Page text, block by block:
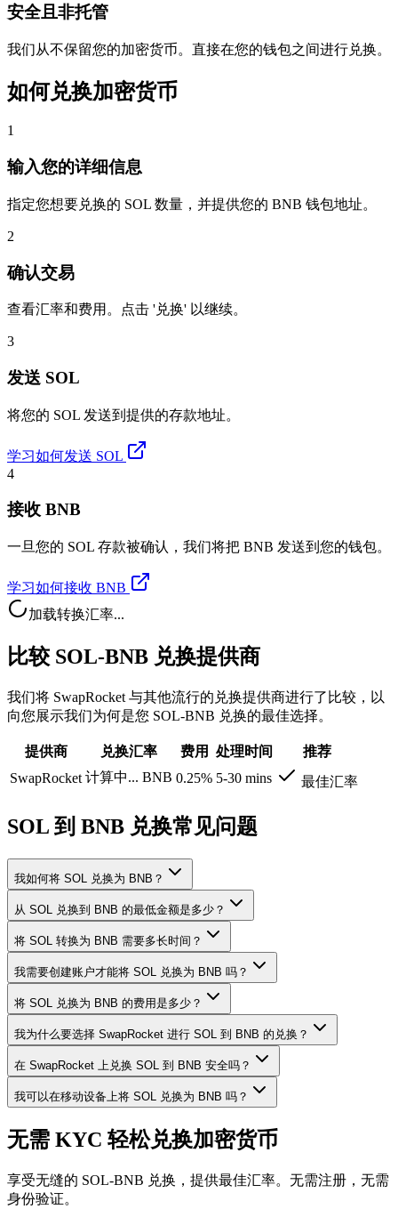
安全且非托管
我们从不保留您的加密货币。直接在您的钱包之间进行兑换。
如何兑换加密货币
1
输入您的详细信息
指定您想要兑换的 SOL 数量，并提供您的 BNB 钱包地址。
2
确认交易
查看汇率和费用。点击 '兑换' 以继续。
3
发送 SOL
将您的 SOL 发送到提供的存款地址。
学习如何发送 SOL
4
接收 BNB
一旦您的 SOL 存款被确认，我们将把 BNB 发送到您的钱包。
学习如何接收 BNB
加载转换汇率...
比较 SOL-BNB 兑换提供商
我们将 SwapRocket 与其他流行的兑换提供商进行了比较，以
向您展示我们为何是您 SOL-BNB 兑换的最佳选择。
提供商 兑换汇率 费用 处理时间
推荐
SwapRocket 计算中... BNB 0.25% 5-30 mins 最佳汇率
SOL 到 BNB 兑换常见问题
我如何将 SOL 兑换为 BNB？
从 SOL 兑换到 BNB 的最低金额是多少？
将 SOL 转换为 BNB 需要多长时间？
我需要创建账户才能将 SOL 兑换为 BNB 吗？
将 SOL 兑换为 BNB 的费用是多少？
我为什么要选择 SwapRocket 进行 SOL 到 BNB 的兑换？
在 SwapRocket 上兑换 SOL 到 BNB 安全吗？
我可以在移动设备上将 SOL 兑换为 BNB 吗？
无需 KYC 轻松兑换加密货币
享受无缝的 SOL-BNB 兑换，提供最佳汇率。无需注册，无需
身份验证。